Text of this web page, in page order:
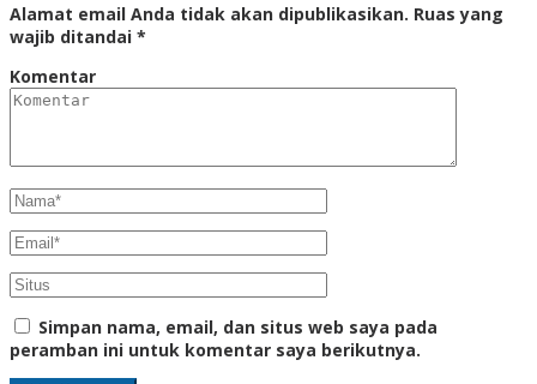
Alamat email Anda tidak akan dipublikasikan. Ruas yang
wajib ditandai *
Komentar
Simpan nama, email, dan situs web saya pada
peramban ini untuk komentar saya berikutnya.